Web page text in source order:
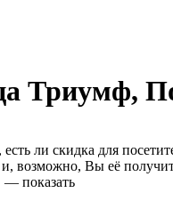
Триумф,
есть ли скидка для
возможно, Вы её
— показать